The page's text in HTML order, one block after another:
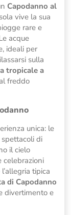
Capodanno al
vive la sua
rare e
acque
ideali per
sulla
tropicale a
freddo
unica: le
spettacoli di
il cielo
celebrazioni
tipica
di Capodanno
divertimento e